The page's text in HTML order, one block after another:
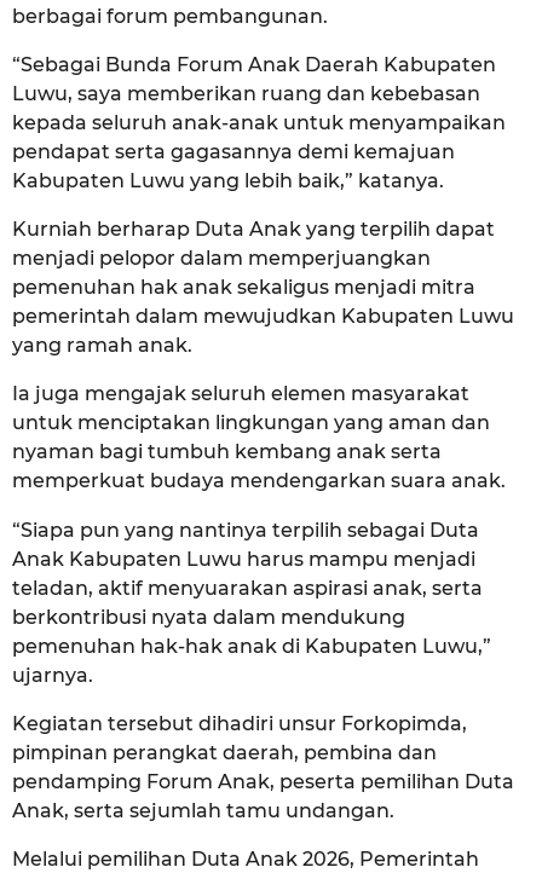
berbagai forum pembangunan.
“Sebagai Bunda Forum Anak Daerah Kabupaten
Luwu, saya memberikan ruang dan kebebasan
kepada seluruh anak-anak untuk menyampaikan
pendapat serta gagasannya demi kemajuan
Kabupaten Luwu yang lebih baik,” katanya.
Kurniah berharap Duta Anak yang terpilih dapat
menjadi pelopor dalam memperjuangkan
pemenuhan hak anak sekaligus menjadi mitra
pemerintah dalam mewujudkan Kabupaten Luwu
yang ramah anak.
Ia juga mengajak seluruh elemen masyarakat
untuk menciptakan lingkungan yang aman dan
nyaman bagi tumbuh kembang anak serta
memperkuat budaya mendengarkan suara anak.
“Siapa pun yang nantinya terpilih sebagai Duta
Anak Kabupaten Luwu harus mampu menjadi
teladan, aktif menyuarakan aspirasi anak, serta
berkontribusi nyata dalam mendukung
pemenuhan hak-hak anak di Kabupaten Luwu,”
ujarnya.
Kegiatan tersebut dihadiri unsur Forkopimda,
pimpinan perangkat daerah, pembina dan
pendamping Forum Anak, peserta pemilihan Duta
Anak, serta sejumlah tamu undangan.
Melalui pemilihan Duta Anak 2026, Pemerintah